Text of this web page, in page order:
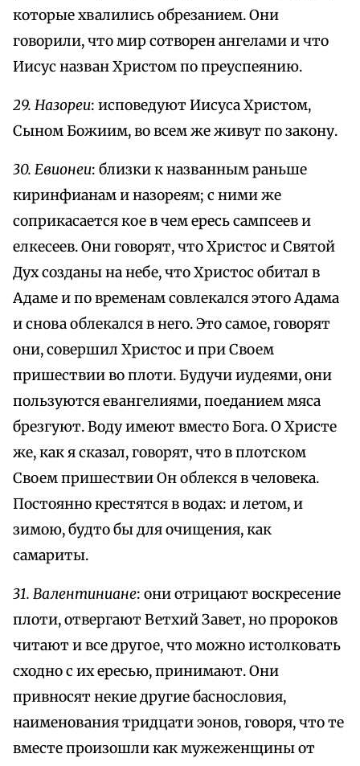
которые хвалились обрезанием. Они
говорили, что мир сотворен ангелами и что
Иисус назван Христом по преуспеянию.
29. Назореи: исповедуют Иисуса Христом,
Сыном Божиим, во всем же живут по закону.
30. Евионеи: близки к названным раньше
киринфианам и назореям; с ними же
соприкасается кое в чем ересь сампсеев и
елкесеев. Они говорят, что Христос и Святой
Дух созданы на небе, что Христос обитал в
Адаме и по временам совлекался этого Адама
и снова облекался в него. Это самое, говорят
они, совершил Христос и при Своем
пришествии во плоти. Будучи иудеями, они
пользуются евангелиями, поеданием мяса
брезгуют. Воду имеют вместо Бога. О Христе
же, как я сказал, говорят, что в плотском
Своем пришествии Он облекся в человека.
Постоянно крестятся в водах: и летом, и
зимою, будто бы для очищения, как
самариты.
31. Валентиниане: они отрицают воскресение
плоти, отвергают Ветхий Завет, но пророков
читают и все другое, что можно истолковать
сходно с их ересью, принимают. Они
привносят некие другие баснословия,
наименования тридцати эонов, говоря, что те
вместе произошли как мужеженщины от